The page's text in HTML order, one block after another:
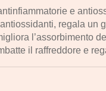
e
regala un
l’assorbimento
il raffreddore e